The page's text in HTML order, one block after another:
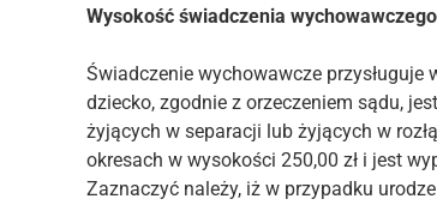
Wysokość świadczenia
Świadczenie wychowawcze przysługuje
dziecko, zgodnie z orzeczeniem sądu,
żyjących w separacji lub żyjących w
okresach w wysokości 250,00 zł i jest
Zaznaczyć należy, iż w przypadku